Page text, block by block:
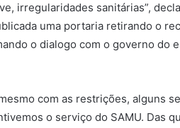
irregularidades sanitárias”,
uma portaria retirando o
o dialogo com o governo do
com as restrições, alguns
o serviço do SAMU. Das